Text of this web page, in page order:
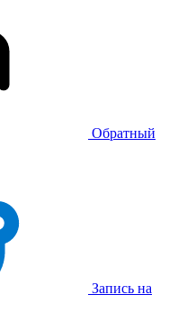
Обратный
Запись на